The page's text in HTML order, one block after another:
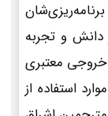
دانش و تجربه
خروجی معتبری
استفاده از